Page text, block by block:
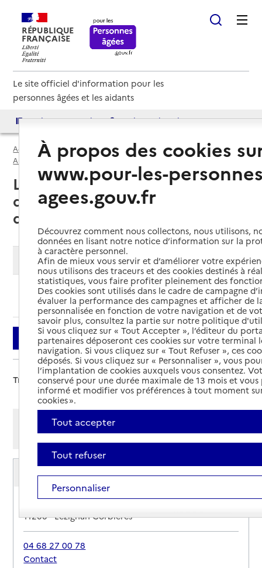
RÉPUBLIQUE
FRANÇAISE
Le site officiel d'information pour les
personnes âgées et les aidants
Accès aux annuaires Accès par besoin
Accueil Espace annuaire
USLD par département
Aude (11)
Unité de soins de longue durée (USLD)
Lézignan-Corbières (11200) : liste
des unités de soins de longue
durée (USLD)
Modifier ma recherche
Ajouter cette recherche aux favoris
Filtrer
Trier par :
Afficher les résultats par:
Mode liste
Mode carte
USLD du Centre hospitalier de Lézignan-
Corbières
Adresse
Boulevard Pasteur
11200-Lézignan-Corbières
04 68 27 00 78
Contact
À propos des cookies
www.pour-les-
agees.gouv.fr
Découvrez comment nous collectons, nous utilisons,
données en lisant notre notice d’information sur la
à caractère personnel.
Afin de mieux vous servir et d’améliorer votre
nous utilisons des traceurs et des cookies destinés à
statistiques, vous faire profiter pleinement des
Des cookies sont utilisés dans le cadre de campagne
évaluer la performance des campagnes et afficher de
personnalisée en fonction de votre navigation et de
savoir plus, consultez la partie sur notre politique
Si vous cliquez sur « Tout Accepter », l’éditeur du
partenaires déposeront ces cookies sur votre terminal
navigation. Si vous cliquez sur « Tout Refuser », ces
déposés. Si vous cliquez sur « Personnaliser », vous
l’implantation de cookies auxquels vous consentez.
conservé pour une durée maximale de 13 mois et
informé et modifier vos préférences à tout moment
cookies ».
Tout accepter
Tout refuser
Personnaliser